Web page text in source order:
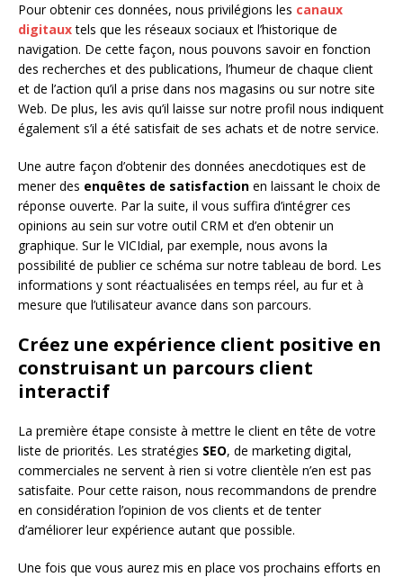
Pour obtenir ces données, nous privilégions les canaux
digitauxtels que les réseaux sociaux et l’historique de
navigation. De cette façon, nous pouvons savoir en fonction
des recherches et des publications, l’humeur de chaque client
et de l’action qu’il a prise dans nos magasins ou sur notre site
Web. De plus, les avis qu’il laisse sur notre profil nous indiquent
également s’il a été satisfait de ses achats et de notre service.
Une autre façon d’obtenir des données anecdotiques est de
mener des enquêtes de satisfaction en laissant le choix de
réponse ouverte. Par la suite, il vous suffira d’intégrer ces
opinions au sein sur votre outil CRM et d’en obtenir un
graphique. Sur le VICIdial, par exemple, nous avons la
possibilité de publier ce schéma sur notre tableau de bord. Les
informations y sont réactualisées en temps réel, au fur et à
mesure que l’utilisateur avance dans son parcours.
Créez une expérience client positive en
construisant un parcours client
interactif
La première étape consiste à mettre le client en tête de votre
liste de priorités. Les stratégies SEO, de marketing digital,
commerciales ne servent à rien si votre clientèle n’en est pas
satisfaite. Pour cette raison, nous recommandons de prendre
en considération l’opinion de vos clients et de tenter
d’améliorer leur expérience autant que possible.
Une fois que vous aurez mis en place vos prochains efforts en